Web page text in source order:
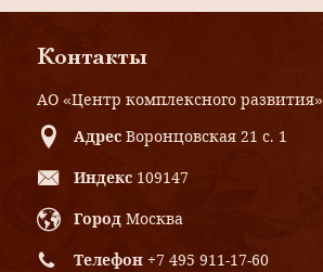
Контакты
АО «Центр комплексного развития»
Адрес Воронцовская 21 с. 1
Индекс 109147
Город Москва
Телефон +7 495 911-17-60